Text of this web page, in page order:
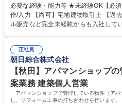
様の入退去のサポート ・ご入居者様
貸募集物件の現地調査、情報収集 ・
産情報分析からのオーナー様相談対応
必要な経験・能力等 ★未経験OK【必
作/入力 【尚可】宅地建物取引士 【過
ル販売など完全未経験からも入社していま
発、管理、売買まで不動産に関わる事
リアの選択肢も幅広いです！ 【正当な
り、実績に応じて給与反映有 学歴・資格 学歴：大学院 大学 高専 短大 専
修学校 高校 語学力： 資格：第一種運
正社員
朝日綜合株式会社
【秋田】アパマンショップ
案業務 建築個人営業
・アパマンショップで管理している物件（ア
し、リフォーム工事の打ち合わせを行います。